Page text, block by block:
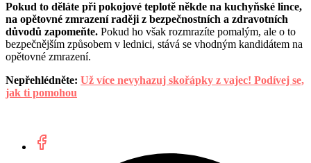
Pokud to děláte při pokojové teplotě někde na kuchyňské lince,
na opětovné zmrazení raději z bezpečnostních a zdravotních
důvodů zapomeňte. Pokud ho však rozmrazíte pomalým, ale o to
bezpečnějším způsobem v lednici, stává se vhodným kandidátem na
opětovné zmrazení.
Nepřehlédněte: Už více nevyhazuj skořápky z vajec! Podívej se,
jak ti pomohou